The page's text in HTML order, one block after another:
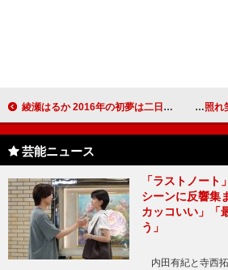
綾瀬はるか 2016年の初夢は二日続けて…！？ 吉川晃司
芸能ニュース
「ラストノート
シーンに反響集
カッコいい」「
う」
内田有紀と寺西